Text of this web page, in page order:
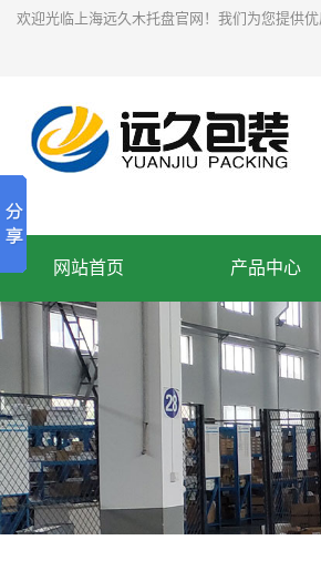
欢迎光临上海远久木托盘官网！我们为您提供优
网站首页 产品中心